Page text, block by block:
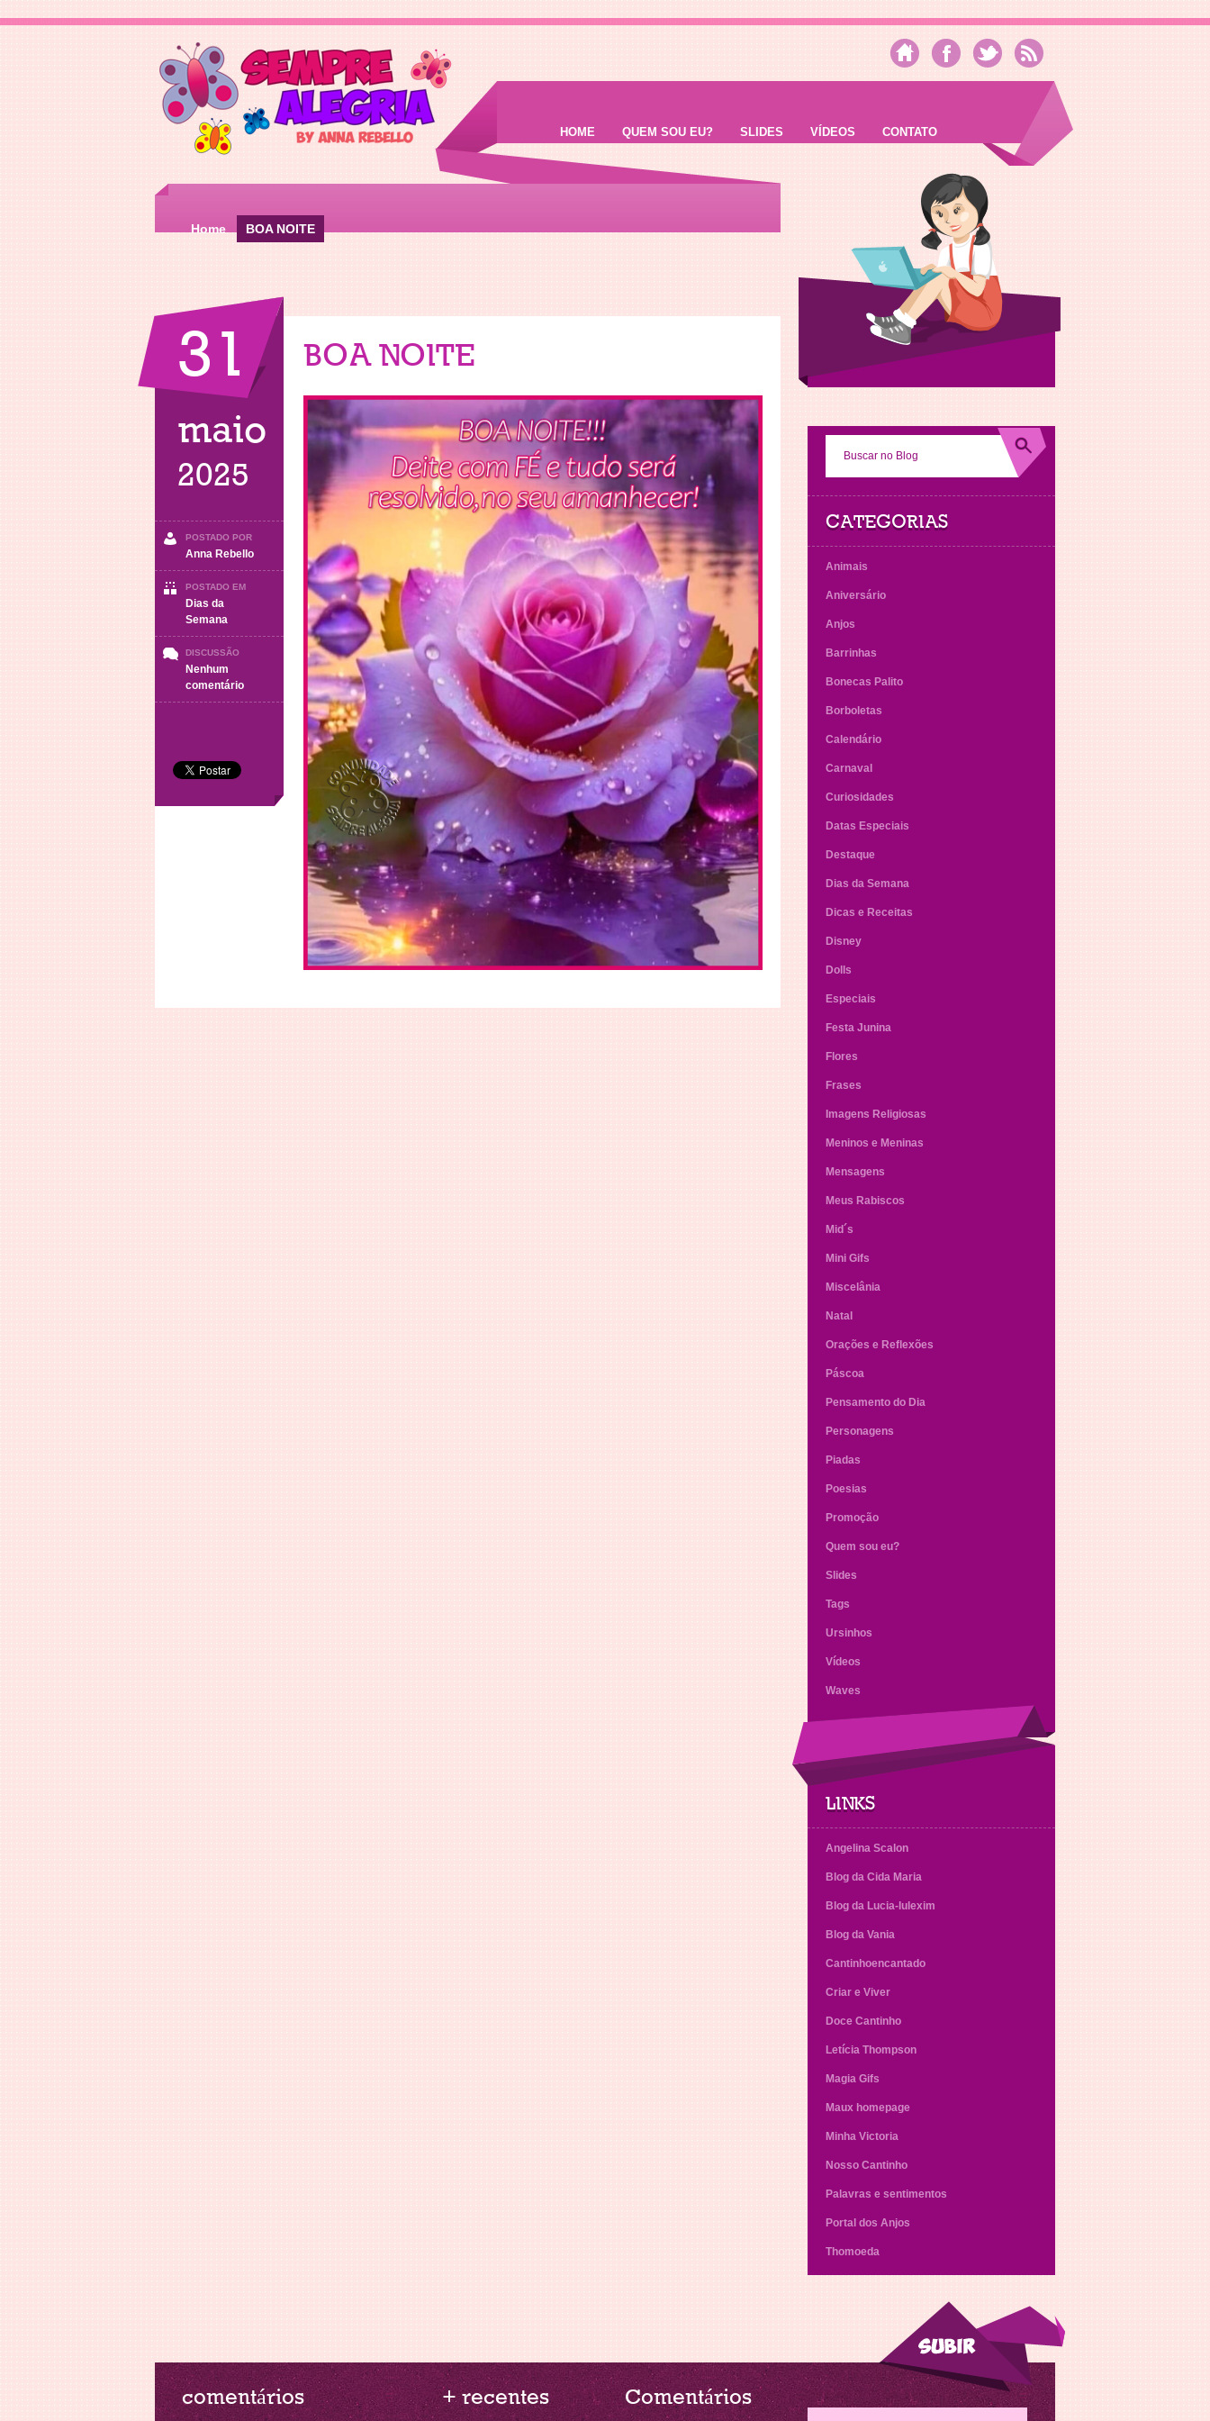
HOME QUEM SOU EU? SLIDES VÍDEOS CONTATO
Home BOA NOITE
31
maio
2025
POSTADO POR
Anna Rebello
POSTADO EM
Dias da
Semana
DISCUSSÃO
Nenhum
comentárioem
BOA
BOA NOITE
CATEGORIAS
Animais
Aniversário
Anjos
Barrinhas
Bonecas Palito
Borboletas
Calendário
Carnaval
Curiosidades
Datas Especiais
Destaque
Dias da Semana
Dicas e Receitas
Disney
Dolls
Especiais
Festa Junina
Flores
Frases
Imagens Religiosas
Meninos e Meninas
Mensagens
Meus Rabiscos
Mid´s
Mini Gifs
Miscelânia
Natal
Orações e Reflexões
Páscoa
Pensamento do Dia
Personagens
Piadas
Poesias
Promoção
Quem sou eu?
Slides
Tags
Ursinhos
Vídeos
Waves
LINKS
Angelina Scalon
Blog da Cida Maria
Blog da Lucia-lulexim
Blog da Vania
Cantinhoencantado
Criar e Viver
Doce Cantinho
Letícia Thompson
Magia Gifs
Maux homepage
Minha Victoria
Nosso Cantinho
Palavras e sentimentos
Portal dos Anjos
Thomoeda
comentários + recentes Comentários